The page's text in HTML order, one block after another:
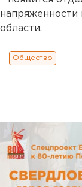
напряженности
области.
Общество